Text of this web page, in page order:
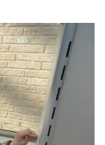
い人、キンライサ
る環境を求めてい
す。
昇格するチャンス
給・昇格の可能性